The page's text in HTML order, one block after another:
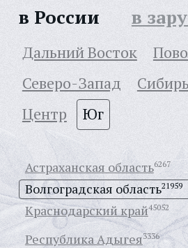
в России в
Дальний Восток
Северо-Запад
Сибирь
Центр
Юг
Астраханская область6267
Волгоградская область21959
Краснодарский край45052
Республика Адыгея3336